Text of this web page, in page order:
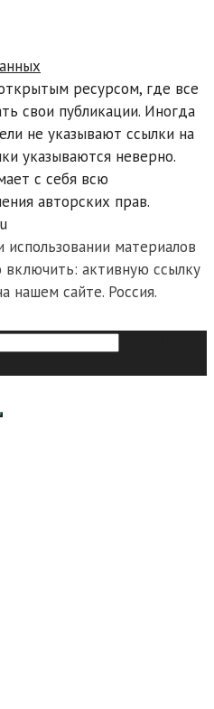
ресурсом, где все
свои публикации. Иногда
не указывают ссылки на
указываются неверно.
с себя всю
авторских прав.
материалов
активную ссылку
нашем сайте. Россия.